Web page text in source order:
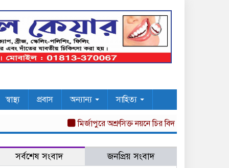
স্বাস্থ্য প্রবাস অন্যান্য সাহিত্য
মির্জাপুরে অশ্রুসিক্ত নয়নে চির বিদায় দেওয়া হলো
সর্বশেষ সংবাদ জনপ্রিয় সংবাদ